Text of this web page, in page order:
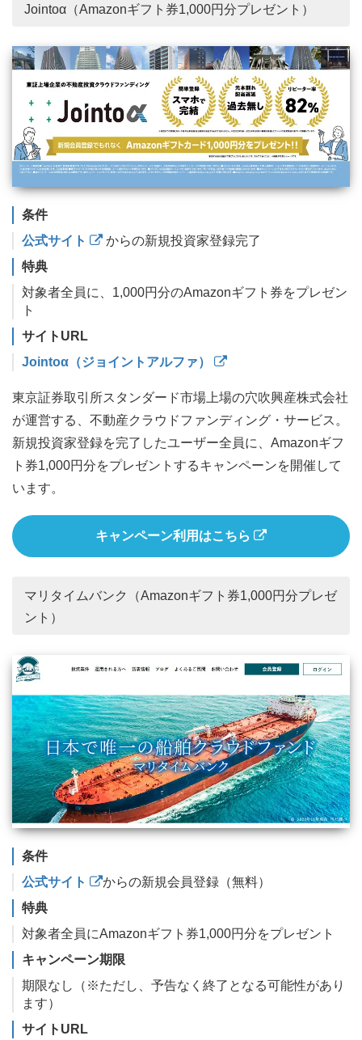
Jointoα（Amazonギフト券1,000円分プレゼント）
条件
公式サイト
からの新規投資家登録完了
特典
対象者全員に、1,000円分のAmazonギフト券をプレゼン
ト
サイトURL
Jointoα（ジョイントアルファ）
東京証券取引所スタンダード市場上場の穴吹興産株式会社
が運営する、不動産クラウドファンディング・サービス。
新規投資家登録を完了したユーザー全員に、Amazonギフ
ト券1,000円分をプレゼントするキャンペーンを開催して
います。
キャンペーン利用はこちら
マリタイムバンク（Amazonギフト券1,000円分プレゼ
ント）
条件
公式サイト
からの新規会員登録（無料）
特典
対象者全員にAmazonギフト券1,000円分をプレゼント
キャンペーン期限
期限なし（※ただし、予告なく終了となる可能性があり
ます）
サイトURL